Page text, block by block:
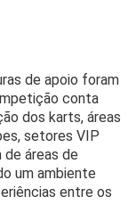
de apoio foram
conta
dos karts, áreas
setores VIP
áreas de
um ambiente
entre os